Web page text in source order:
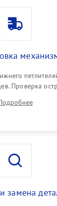
Проверка
замена